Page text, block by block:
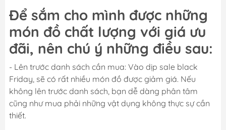
Để sắm cho mình được những
món đồ chất lượng với giá ưu
đãi, nên chú ý những điều sau:
- Lên trước danh sách cần mua: Vào dịp sale black
Friday, sẽ có rất nhiều món đồ được giảm giá. Nếu
không lên trước danh sách, bạn dễ dàng phân tâm
cũng như mua phải những vật dụng không thực sự cần
thiết.